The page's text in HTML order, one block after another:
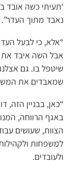
‘תעיתי כשה אובד
נאבד מתוך העדר”.
“אלא, כי לבעל
אבל השה איבד את
שיטפל בו. גם
שמאבדים את
“כאן, בבניין הזה,
באגף הרווחה,
הצוות, שעושים
למשפחות
ולעובדים.